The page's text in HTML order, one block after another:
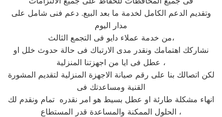
وتقديم الدعم الكامل لخدمة ما بعد البيع. دعم فنى شامل على
مدار اليوم
من خدمة عملاء دايو فى التجمع الثالث،
نشاركك اهتمامك ونقدر مدى الارتباك فى حالة حدوث خلل او
عطل فى ايا من اجهزتنا المنزلية ،
لكن اتصالك بنا على رقم صيانة الاجهزة المنزلية لتقديم المشورة
القنية ومساعدتك فى
انهاء مشكلة طارئة او عطل بسيط هو امر نقدره تمام ونقدم لك
الحلول الممكنة والمساعدة قدر المستطاع ،